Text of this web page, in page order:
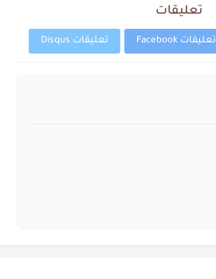
تعليقات
تعليقات Facebook تعليقات Disqus